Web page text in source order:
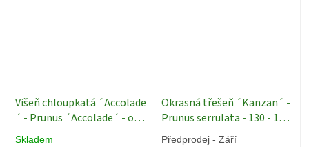
Višeň chloupkatá ´Accolade
´ - Prunus ´Accolade´ - ok
12/14 cm, vk 200 cm
Skladem
Okrasná třešeň ´Kanzan´ -
Prunus serrulata - 130 - 150
cm Okrasné stromy
Předprodej - Září